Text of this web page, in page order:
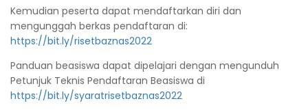
Kemudian peserta dapat mendaftarkan diri dan
mengunggah berkas pendaftaran di:
https://bit.ly/risetbaznas2022
Panduan beasiswa dapat dipelajari dengan mengunduh
Petunjuk Teknis Pendaftaran Beasiswa di
https://bit.ly/syaratrisetbaznas2022